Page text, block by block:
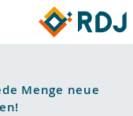
Menge neue